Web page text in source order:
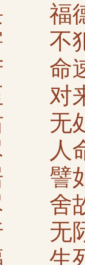
福德
不犯
命速
对来
无处
人命
譬如
舍故
无际
生死